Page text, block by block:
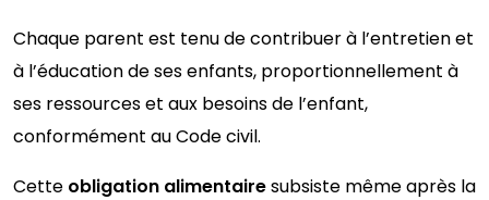
Chaque parent est tenu de contribuer à l’entretien et
à l’éducation de ses enfants, proportionnellement à
ses ressources et aux besoins de l’enfant,
conformément au Code civil.
Cette obligation alimentairesubsiste même après la